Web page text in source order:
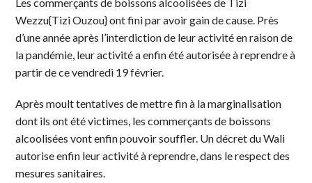
Wezzu{Tizi Ouzou} ont fini par avoir gain de cause. Près
d’une année après l’interdiction de leur activité en raison de
la pandémie, leur activité a enfin été autorisée à reprendre à
partir de ce vendredi 19 février.
Après moult tentatives de mettre fin à la marginalisation
dont ils ont été victimes, les commerçants de boissons
alcoolisées vont enfin pouvoir souffler. Un décret du Wali
autorise enfin leur activité à reprendre, dans le respect des
mesures sanitaires.